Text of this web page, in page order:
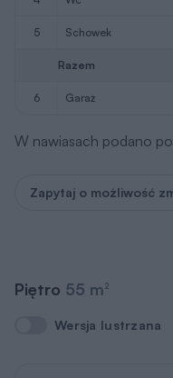
5 schowek
Razem
6 garaż
W nawiasach podano
Zapytaj o możliwość
Piętro 55 m2
Wersja lustrzana
Wersja lustrzana